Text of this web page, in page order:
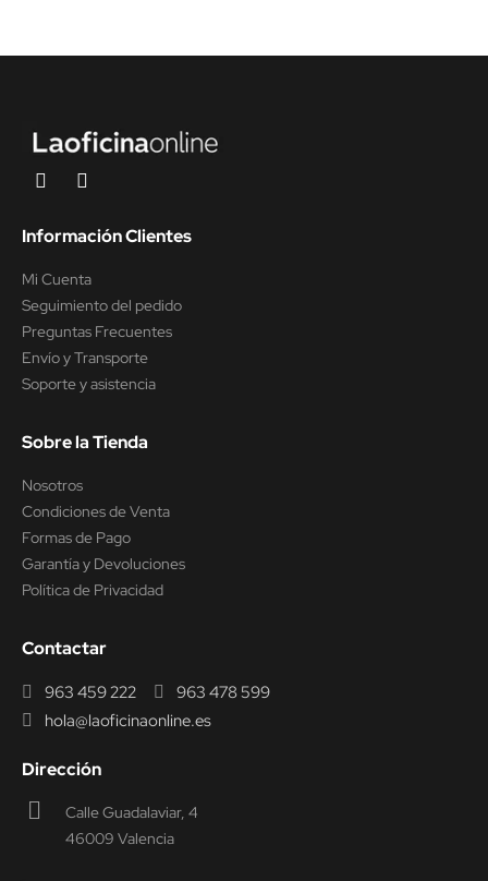
Información Clientes
Mi Cuenta
Seguimiento del pedido
Preguntas Frecuentes
Envío y Transporte
Soporte y asistencia
Sobre la Tienda
Nosotros
Condiciones de Venta
Formas de Pago
Garantía y Devoluciones
Política de Privacidad
Contactar
963 459 222
963 478 599
hola@laoficinaonline.es
Dirección
Calle Guadalaviar, 4
46009 Valencia